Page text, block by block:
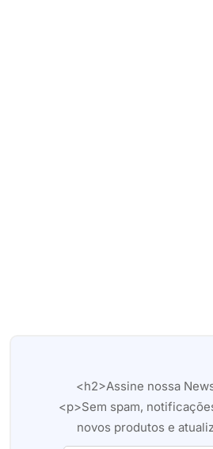
<h2>Assine nossa
<p>Sem spam,
novos produtos e